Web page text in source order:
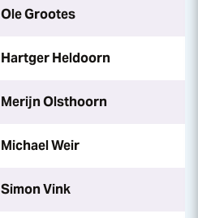
Ole Grootes
Hartger Heldoorn
Merijn Olsthoorn
Michael Weir
Simon Vink